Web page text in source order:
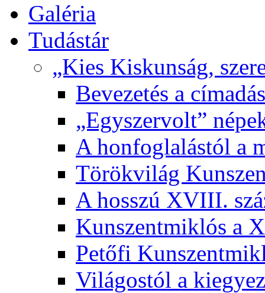
Galéria
Tudástár
„Kies Kiskunság,
Bevezetés a
„Egyszervolt”
A honfoglalástól a
Törökvilág
A hosszú XVIII.
Kunszentmiklós a
Petőfi
Világostól a